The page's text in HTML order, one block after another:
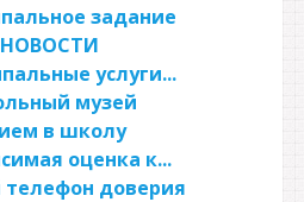
задание
НОВОСТИ
услуги...
музей
в школу
оценка к...
телефон доверия